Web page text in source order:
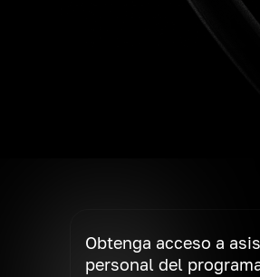
Obtenga acceso a
personal del